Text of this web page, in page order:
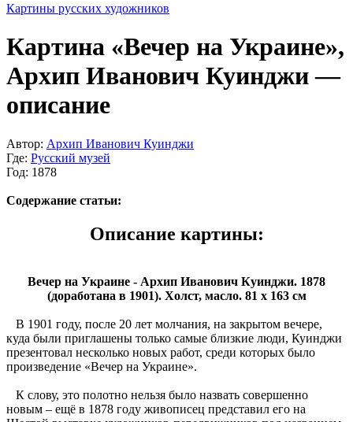
Картины русских художников
Картина «Вечер на Украине»,
Архип Иванович Куинджи —
описание
Автор: Архип Иванович Куинджи
Где: Русский музей
Год: 1878
Содержание статьи:
Описание картины:
Вечер на Украине - Архип Иванович Куинджи. 1878
(доработана в 1901). Холст, масло. 81 x 163 см
В 1901 году, после 20 лет молчания, на закрытом вечере,
куда были приглашены только самые близкие люди, Куинджи
презентовал несколько новых работ, среди которых было
произведение «Вечер на Украине».
К слову, это полотно нельзя было назвать совершенно
новым – ещё в 1878 году живописец представил его на